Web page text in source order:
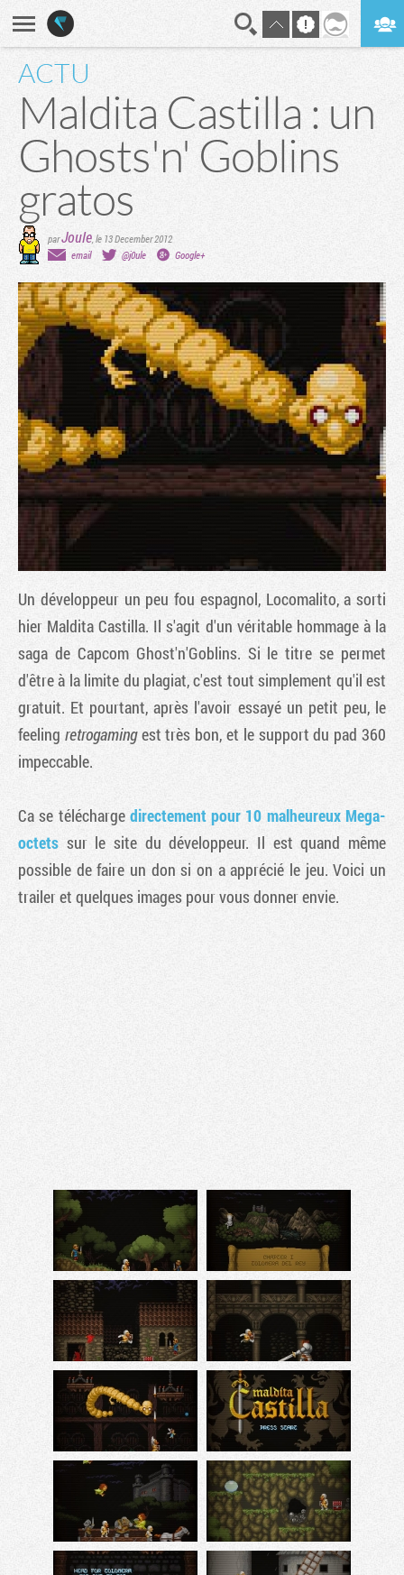
ACTU
Maldita Castilla : un
Ghosts'n' Goblins
gratos
parJoule,le 13 December 2012
email
@j0ule Google+
Un développeur un peu fou espagnol, Locomalito, a sorti
hier Maldita Castilla. Il s'agit d'un véritable hommage à la
saga de Capcom Ghost'n'Goblins. Si le titre se permet
d'être à la limite du plagiat, c'est tout simplement qu'il est
gratuit. Et pourtant, après l'avoir essayé un petit peu, le
feeling retrogamingest très bon, et le support du pad 360
impeccable.
Ca se télécharge directement pour 10 malheureux Mega-
octets sur le site du développeur. Il est quand même
possible de faire un don si on a apprécié le jeu. Voici un
trailer et quelques images pour vous donner envie.
Tribune